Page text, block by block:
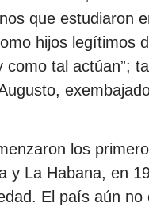
que estudiaron
hijos legítimos
como tal actúan”;
los
y La Habana, en
El país aún no